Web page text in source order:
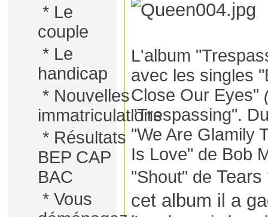
* Le
couple
* Le
handicap
* Nouvelles
immatriculations
* Résultats
BEP CAP
BAC
* Vous
L'album
avec les singles
Close Our Eyes"
"Trespassing".
"We Are Glamily
Is Love" de Bob
"Shout" de
cet album il a